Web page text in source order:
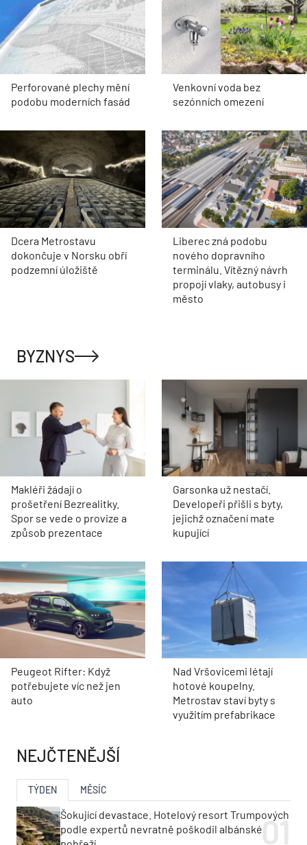
Perforované plechy mění
podobu moderních fasád
Venkovní voda bez
sezónních omezení
Dcera Metrostavu
dokončuje v Norsku obří
podzemní úložiště
Liberec zná podobu
nového dopravního
terminálu. Vítězný návrh
propojí vlaky, autobusy i
město
BYZNYS
Makléři žádají o
prošetření Bezrealitky.
Spor se vede o provize a
způsob prezentace
Garsonka už nestačí.
Developeři přišli s byty,
jejichž označení mate
kupující
Peugeot Rifter: Když
potřebujete víc než jen
auto
Nad Vršovicemi létají
hotové koupelny.
Metrostav staví byty s
využitím prefabrikace
NEJČTENĚJŠÍ
TÝDEN MĚSÍC
Šokující devastace. Hotelový resort Trumpových
podle expertů nevratně poškodil albánské